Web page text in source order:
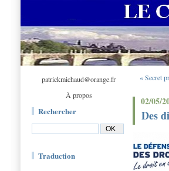
patrickmichaud@orange.fr
À propos
Rechercher
Traduction
« Secret
02/05/
Des